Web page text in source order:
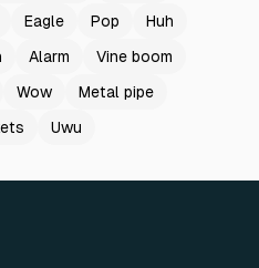
Eagle Pop
Huh
Alarm
Vine boom
Wow
Metal pipe
Uwu